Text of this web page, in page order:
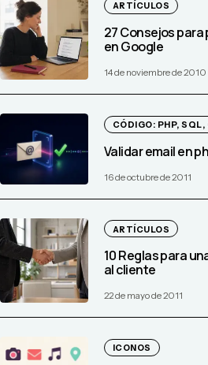
ARTÍCULOS
27 Consejos
en Google
14 de noviembre de 2010
CÓDIGO: PHP, SQL,
Validar email en
16 de octubre de 2011
ARTÍCULOS
10 Reglas para
al cliente
22 de mayo de 2011
ICONOS